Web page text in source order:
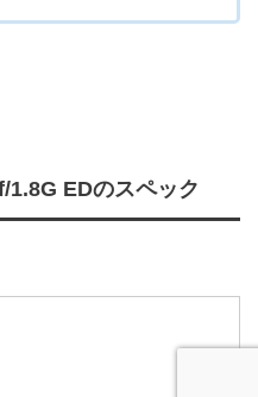
EDのスペック